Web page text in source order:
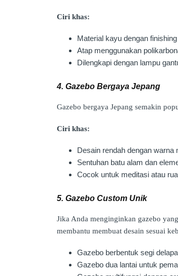
Ciri khas:
Material kayu dengan
Atap menggunakan
Dilengkapi dengan lampu
4. Gazebo Bergaya Jepang
Gazebo bergaya Jepang semakin
Ciri khas:
Desain rendah dengan warna
Sentuhan batu alam dan
Cocok untuk meditasi atau
5. Gazebo Custom Unik
Jika Anda menginginkan gazebo
membantu membuat desain sesuai
Gazebo berbentuk segi
Gazebo dua lantai untuk